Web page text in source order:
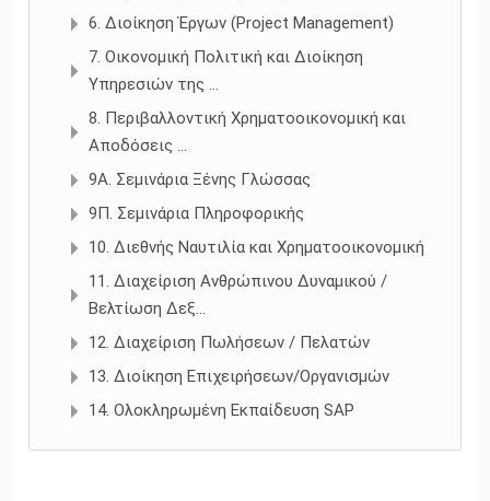
6. Διοίκηση Έργων (Project Management)
7. Οικονομική Πολιτική και Διοίκηση
Υπηρεσιών της ...
8. Περιβαλλοντική Χρηματοοικονομική και
Αποδόσεις ...
9Α. Σεμινάρια Ξένης Γλώσσας
9Π. Σεμινάρια Πληροφορικής
10. Διεθνής Ναυτιλία και Χρηματοοικονομική
11. Διαχείριση Ανθρώπινου Δυναμικού /
Βελτίωση Δεξ...
12. Διαχείριση Πωλήσεων / Πελατών
13. Διοίκηση Επιχειρήσεων/Οργανισμών
14. Ολοκληρωμένη Εκπαίδευση SAP